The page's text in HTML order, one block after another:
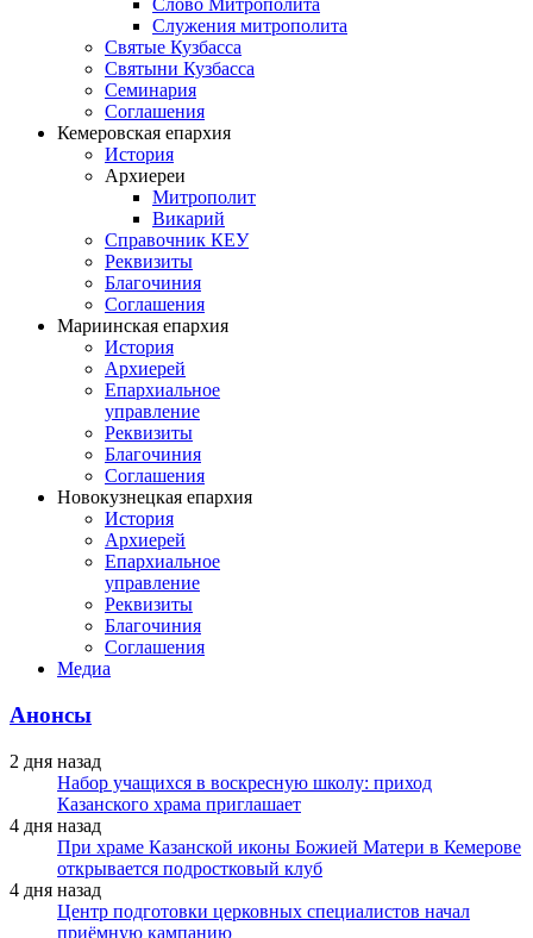
Слово Митрополита
Служения митрополита
Святые Кузбасса
Святыни Кузбасса
Семинария
Соглашения
Кемеровская епархия
История
Архиереи
Митрополит
Викарий
Справочник КЕУ
Реквизиты
Благочиния
Соглашения
Мариинская епархия
История
Архиерей
Епархиальное
управление
Реквизиты
Благочиния
Соглашения
Новокузнецкая епархия
История
Архиерей
Епархиальное
управление
Реквизиты
Благочиния
Соглашения
Медиа
Анонсы
2 дня назад
Набор учащихся в воскресную школу: приход
Казанского храма приглашает
4 дня назад
При храме Казанской иконы Божией Матери в Кемерове
открывается подростковый клуб
4 дня назад
Центр подготовки церковных специалистов начал
приёмную кампанию